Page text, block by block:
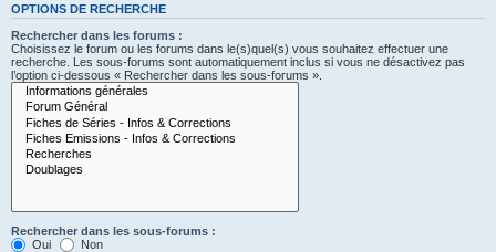
OPTIONS DE RECHERCHE
Rechercher dans les forums :
Choisissez le forum ou les forums dans le(s)quel(s) vous souhaitez effectuer une
recherche. Les sous-forums sont automatiquement inclus si vous ne désactivez pas
l’option ci-dessous « Rechercher dans les sous-forums ».
Rechercher dans les sous-forums :
Oui
Non